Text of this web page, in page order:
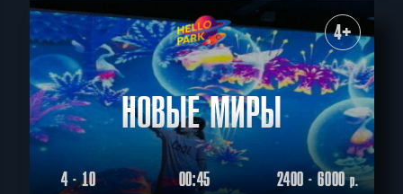
4+
НОВЫЕ МИРЫ
4 - 10 00:45 2400 - 6000р.